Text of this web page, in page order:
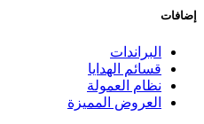
إضافات
البراندات
قسائم الهدايا
نظام العمولة
العروض المميزة